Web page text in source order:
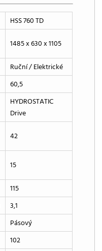
HSS 760 TD
1485 x 630 x 1105
Ruční / Elektrické
60,5
HYDROSTATIC
Drive
42
15
115
3,1
Pásový
102